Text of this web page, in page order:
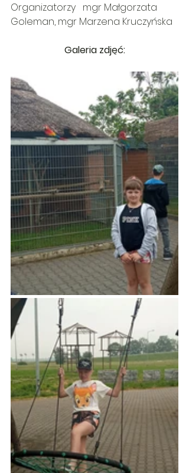
Organizatorzy   mgr Małgorzata
Goleman, mgr Marzena Kruczyńska
Galeria zdjęć: